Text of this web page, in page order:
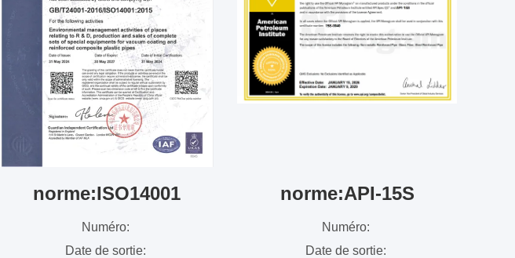
norme:ISO14001
Numéro:
Date de sortie:
norme:API-15S
Numéro:
Date de sortie: